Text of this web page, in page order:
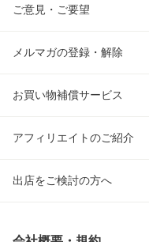
ご意見・ご要望
メルマガの登録・解除
お買い物補償サービス
アフィリエイトのご紹介
出店をご検討の方へ